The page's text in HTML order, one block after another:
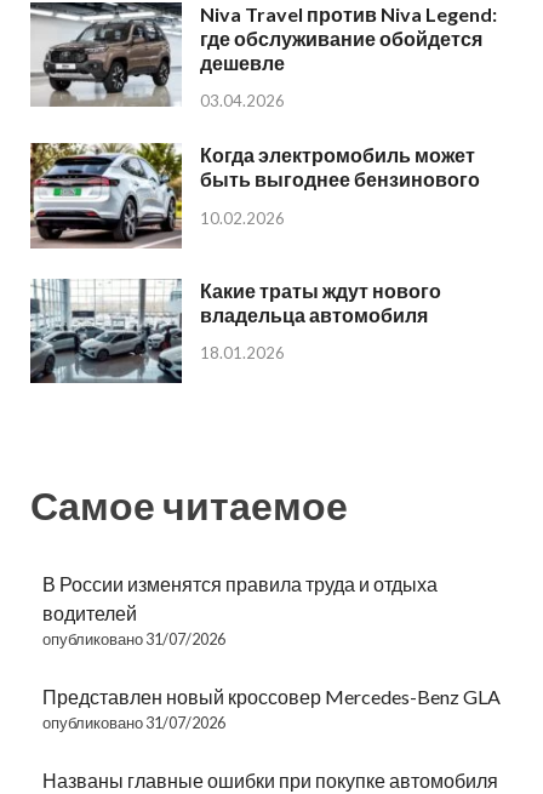
Niva Travel против Niva Legend:
где обслуживание обойдется
дешевле
03.04.2026
Когда электромобиль может
быть выгоднее бензинового
10.02.2026
Какие траты ждут нового
владельца автомобиля
18.01.2026
Самое читаемое
В России изменятся правила труда и отдыха
водителей
опубликовано 31/07/2026
Представлен новый кроссовер Mercedes-Benz GLA
опубликовано 31/07/2026
Названы главные ошибки при покупке автомобиля